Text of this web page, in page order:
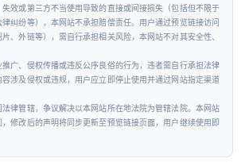
失效或第三方不当使用导致的直接或间接损失（包括但不限于
纠纷等），本网站不承担赔偿责任。用户通过预览链接访问
、外链等），需自行承担相关风险，本网站不对其安全性、
广、侵权传播或违反公序良俗的行为，违者需自行承担法律
涉及侵权或违规，用户应立即停止使用并通过网站指定渠道
律管辖，争议解决以本网站所在地法院为管辖法院。本网站
修改后的声明将同步更新至预览链接页面，用户继续使用即